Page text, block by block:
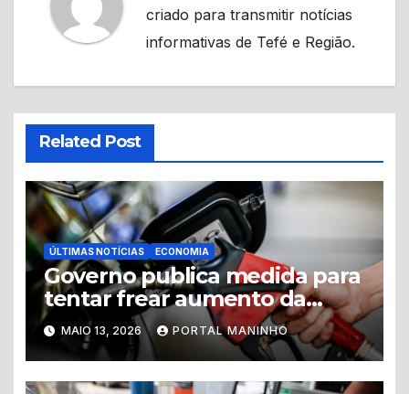
criado para transmitir notícias
informativas de Tefé e Região.
Related Post
ÚLTIMAS NOTÍCIAS ECONOMIA
Governo publica medida para
tentar frear aumento da
gasolina no país
MAIO 13, 2026 PORTAL MANINHO